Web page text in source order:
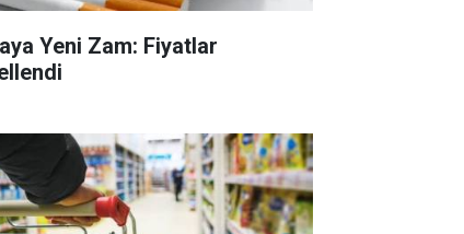
Yeni Zam: Fiyatlar